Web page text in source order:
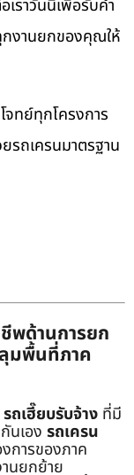
ราวันนี้เพื่อรับคำ
กงานยกของคุณให้
ทย์ทุกโครงการ
รถเครนมาตรฐาน
พด้านการยก
มพื้นที่ภาค
รถเฮี๊ยบรับจ้าง ที่มี
นเอง รถเครน
การของภาค
านยกย้าย